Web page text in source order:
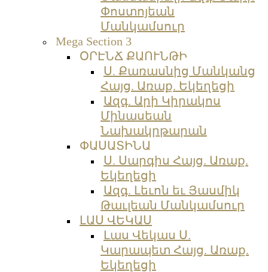
Փոստոյեան
Մանկամսուր
Mega Section 3
ՕՐԷՆՃ ՔԱՈՒՆԹԻ
Ս. Քառասնից Մանկանց
Հայց. Առաք. Եկեղեցի
Ազգ. Արի Կիրակոս
Մինասեան
Նախակրթարան
ՓԱՍԱՏԻՆԱ
Ս. Սարգիս Հայց. Առաք.
Եկեղեցի
Ազգ. Լեւոն եւ Յասմիկ
Թաւլեան Մանկամսուր
ԼԱՍ ՎԵԿԱՍ
Լաս Վեկաս Ս.
Կարապետ Հայց. Առաք.
Եկեղեցի